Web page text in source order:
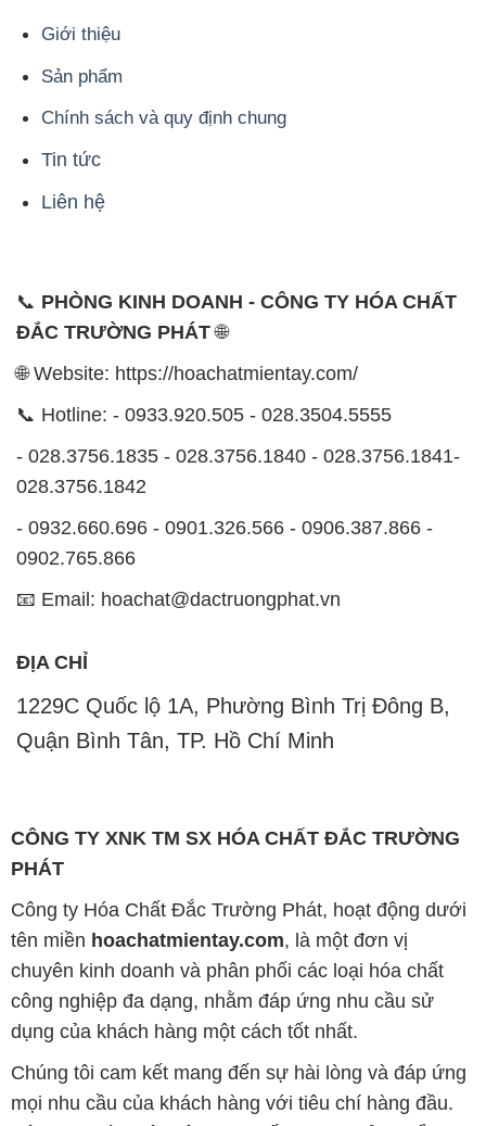
Giới thiệu
Sản phẩm
Chính sách và quy định chung
Tin tức
Liên hệ
📞 PHÒNG KINH DOANH - CÔNG TY HÓA CHẤT
ĐẮC TRƯỜNG PHÁT🌐
🌐 Website: https://hoachatmientay.com/
📞 Hotline: - 0933.920.505 - 028.3504.5555
- 028.3756.1835 - 028.3756.1840 - 028.3756.1841-
028.3756.1842
- 0932.660.696 - 0901.326.566 - 0906.387.866 -
0902.765.866
📧 Email: hoachat@dactruongphat.vn
ĐỊA CHỈ
1229C Quốc lộ 1A, Phường Bình Trị Đông B,
Quận Bình Tân, TP. Hồ Chí Minh
CÔNG TY XNK TM SX HÓA CHẤT ĐẮC TRƯỜNG
PHÁT
Công ty Hóa Chất Đắc Trường Phát, hoạt động dưới
tên miền hoachatmientay.com, là một đơn vị
chuyên kinh doanh và phân phối các loại hóa chất
công nghiệp đa dạng, nhằm đáp ứng nhu cầu sử
dụng của khách hàng một cách tốt nhất.
Chúng tôi cam kết mang đến sự hài lòng và đáp ứng
mọi nhu cầu của khách hàng với tiêu chí hàng đầu.